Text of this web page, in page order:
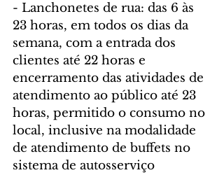
- Lanchonetes de rua: das 6 às
23 horas, em todos os dias da
semana, com a entrada dos
clientes até 22 horas e
encerramento das atividades de
atendimento ao público até 23
horas, permitido o consumo no
local, inclusive na modalidade
de atendimento de buffets no
sistema de autosserviço